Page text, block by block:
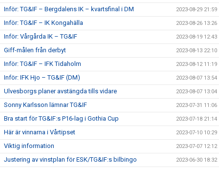
Inför: TG&IF – Bergdalens IK – kvartsfinal i DM 2023-08-29 21:59
Inför: TG&IF – IK Kongahälla 2023-08-26 13:26
Inför: Vårgårda IK – TG&IF 2023-08-19 12:43
Giff-målen från derbyt 2023-08-13 22:10
Inför: TG&IF – IFK Tidaholm 2023-08-12 11:19
Inför: IFK Hjo – TG&IF (DM) 2023-08-07 13:54
Ulvesborgs planer avstängda tills vidare 2023-08-07 13:04
Sonny Karlsson lämnar TG&IF 2023-07-31 11:06
Bra start för TG&IF:s P16-lag i Gothia Cup 2023-07-18 21:14
Här är vinnarna i Vårtipset 2023-07-10 10:29
Viktig information 2023-07-07 12:12
Justering av vinstplan för ESK/TG&IF:s bilbingo 2023-06-30 18:32